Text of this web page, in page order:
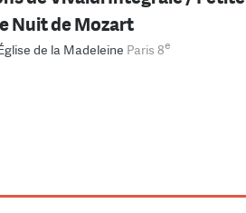
Nuit de Mozart
de la Madeleine Paris 8e